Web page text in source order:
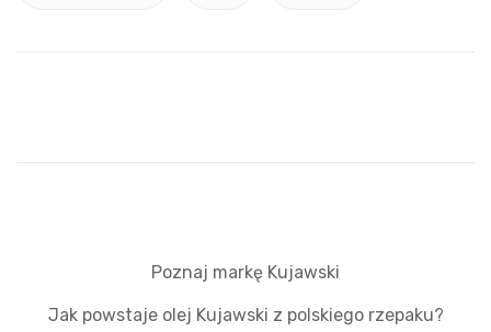
Poznaj markę Kujawski
Jak powstaje olej Kujawski z polskiego rzepaku?